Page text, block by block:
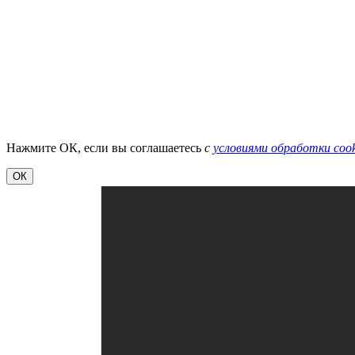
Нажмите ОК, если вы соглашаетесь с условиями обработки
ОК